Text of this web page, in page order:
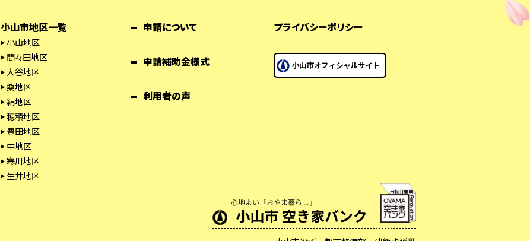
小山市地区一覧
小山地区
間々田地区
大谷地区
桑地区
絹地区
穂積地区
豊田地区
中地区
寒川地区
生井地区
申請について
申請補助金様式
利用者の声
プライバシーポリシー